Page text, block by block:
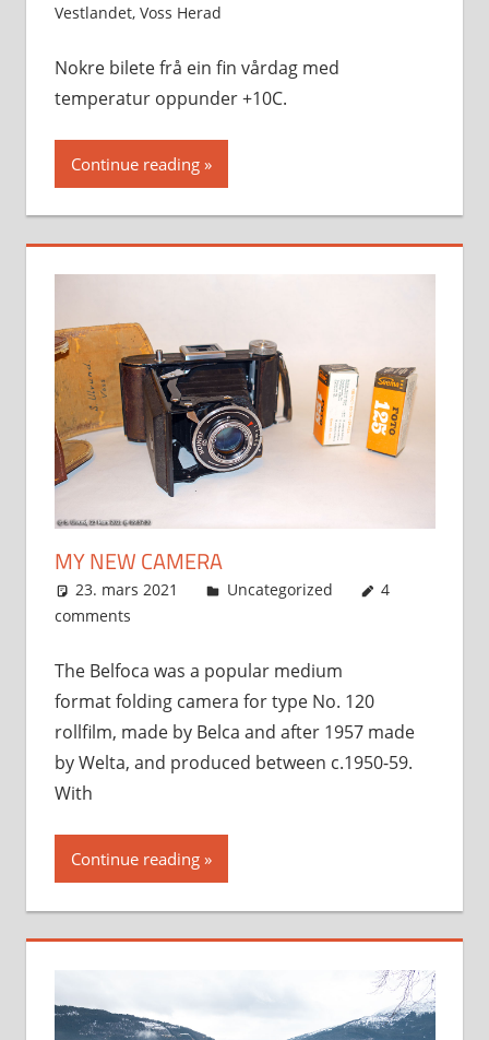
Vestlandet, Voss Herad
Nokre bilete frå ein fin vårdag med
temperatur oppunder +10C.
Continue reading
MY NEW CAMERA
23. mars 2021 Svein
Uncategorized
4
comments
The Belfoca was a popular medium
format folding camera for type No. 120
rollfilm, made by Belca and after 1957 made
by Welta, and produced between c.1950-59.
With
Continue reading